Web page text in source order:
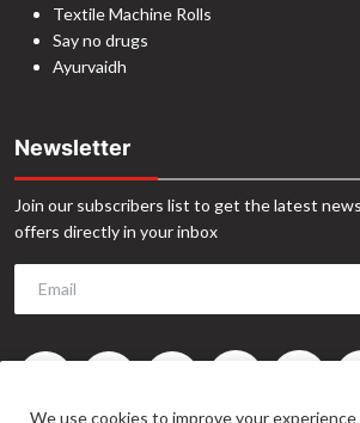
Textile Machine Rolls
Say no drugs
Ayurvaidh
Newsletter
Join our subscribers list to get the latest
offers directly in your inbox
We use cookies to improve your